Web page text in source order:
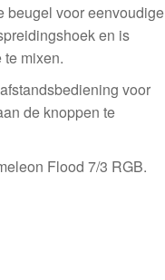
beugel voor eenvoudige
en is
mixen.
voor
de knoppen te
Flood 7/3 RGB.